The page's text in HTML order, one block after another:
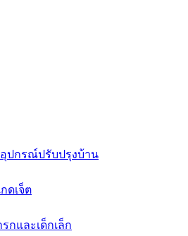
ปกรณ์ปรับปรุงบ้าน
ดเจ็ต
กและเด็กเล็ก